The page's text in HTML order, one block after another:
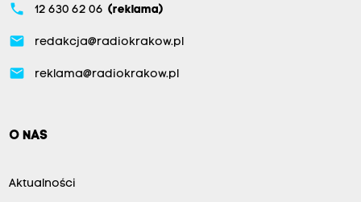
phone 12 630 62 06 (reklama)
email redakcja@radiokrakow.pl
email reklama@radiokrakow.pl
O NAS
Aktualności